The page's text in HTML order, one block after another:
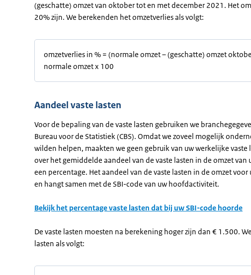
(geschatte) omzet van oktober tot en met december 2021. Het
20% zijn. We berekenden het omzetverlies als volgt:
omzetverlies in % = (normale omzet – (geschatte) omzet
normale omzet x 100
Aandeel vaste lasten
Voor de bepaling van de vaste lasten gebruiken we
Bureau voor de Statistiek (CBS). Omdat we zoveel mogelijk
wilden helpen, maakten we geen gebruik van uw werkelijke vaste
over het gemiddelde aandeel van de vaste lasten in de omzet
een percentage. Het aandeel van de vaste lasten in de omzet voor
en hangt samen met de SBI-code van uw hoofdactiviteit.
Bekijk het percentage vaste lasten dat bij uw SBI-code hoorde
De vaste lasten moesten na berekening hoger zijn dan € 1.500.
lasten als volgt: